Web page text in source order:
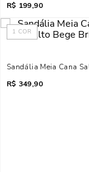
R$ 199,90
1 COR
Sandália Meia Cana
R$ 349,90